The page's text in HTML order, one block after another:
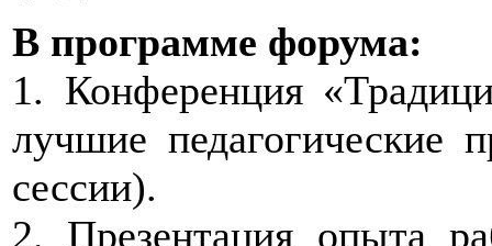
В программе форума:
1. Конференция
лучшие педагогические
сессии).
2. Презентация опыта